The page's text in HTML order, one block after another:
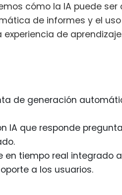
cómo la IA puede
de informes y el
de
de generación
IA que responde
en tiempo real integrado
a los usuarios.